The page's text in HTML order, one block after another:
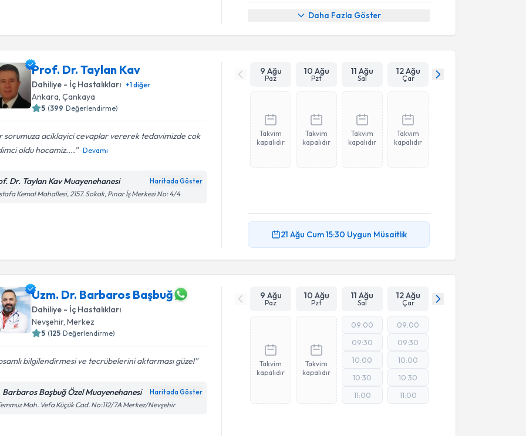
Daha Fazla Göster
Prof. Dr. Taylan Kav
Dahiliye - İç Hastalıkları +1diğer
Ankara, Çankaya
5 (399 Değerlendirme)
sorumuza aciklayici cevaplar vererek tedavimizde cok
oldu hocamiz....
Devamı
Dr. Taylan Kav Muayenehanesi Haritada Göster
Kemal Mahallesi, 2157. Sokak, Pınar İş Merkezi No: 4/4
9 Ağu
Paz
10 Ağu
Pzt
11 Ağu
Sal
12 Ağu
Çar
Takvim
kapalıdır
Takvim
kapalıdır
Takvim
kapalıdır
Takvim
kapalıdır
21 Ağu Cum15:30 Uygun Müsaitlik
Uzm. Dr. Barbaros Başbuğ
Dahiliye - İç Hastalıkları
Nevşehir, Merkez
5 (125 Değerlendirme)
bilgilendirmesi ve tecrübelerini aktarması güzel
Barbaros Başbuğ Özel Muayenehanesi Haritada Göster
Mah. Vefa Küçük Cad. No:112/7A Merkez/Nevşehir
9 Ağu
Paz
10 Ağu
Pzt
11 Ağu
Sal
12 Ağu
Çar
Takvim
kapalıdır
Takvim
kapalıdır
09:00
09:30
10:00
10:30
11:00
09:00
09:30
10:00
10:30
11:00